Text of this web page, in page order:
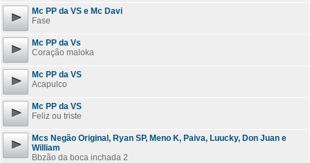
Mc PP da VS e Mc Davi
Fase
Mc PP da Vs
Coração maloka
Mc PP da VS
Acapulco
Mc PP da VS
Feliz ou triste
Mcs Negão Original, Ryan SP, Meno K, Paiva, Luucky, Don Juan e
William
Bbzão da boca inchada 2